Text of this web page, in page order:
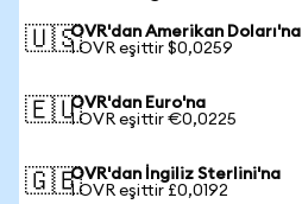
🇺🇸OVR'dan Amerikan Doları'na
1 OVR eşittir $0,0259
🇪🇺OVR'dan Euro'na
1 OVR eşittir €0,0225
🇬🇧OVR'dan İngiliz Sterlini'na
1 OVR eşittir £0,0192